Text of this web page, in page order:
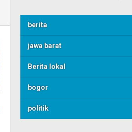
berita
jawa barat
Berita lokal
bogor
politik